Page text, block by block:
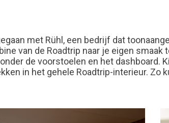
met Rühl, een bedrijf dat
van de Roadtrip naar je eigen
de voorstoelen en het
in het gehele Roadtrip-interieur.